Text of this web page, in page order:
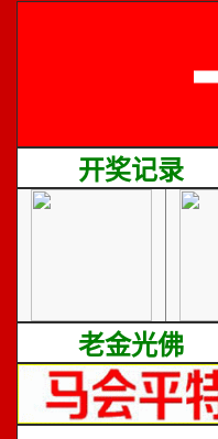
开奖记录
老金光佛